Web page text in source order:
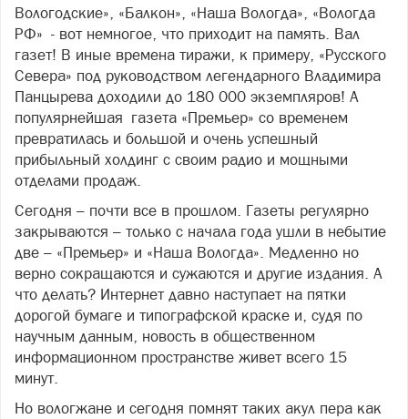
Вологодские», «Балкон», «Наша Вологда», «Вологда
РФ» - вот немногое, что приходит на память. Вал
газет! В иные времена тиражи, к примеру, «Русского
Севера» под руководством легендарного Владимира
Панцырева доходили до 180 000 экземпляров! А
популярнейшая газета «Премьер» со временем
превратилась и большой и очень успешный
прибыльный холдинг с своим радио и мощными
отделами продаж.
Сегодня – почти все в прошлом. Газеты регулярно
закрываются – только с начала года ушли в небытие
две – «Премьер» и «Наша Вологда». Медленно но
верно сокращаются и сужаются и другие издания. А
что делать? Интернет давно наступает на пятки
дорогой бумаге и типографской краске и, судя по
научным данным, новость в общественном
информационном пространстве живет всего 15
минут.
Но вологжане и сегодня помнят таких акул пера как